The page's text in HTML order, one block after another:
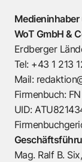
WoT GmbH &
Erdberger
Tel: +43 1 213
Mail:
Firmenbuch:
UID:
Mag. Ralf B.